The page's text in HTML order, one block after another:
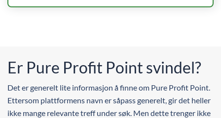
Er Pure Profit Point svindel?
Det er generelt lite informasjon å finne om Pure Profit Point.
Ettersom plattformens navn er såpass generelt, gir det heller
ikke mange relevante treff under søk. Men dette trenger ikke